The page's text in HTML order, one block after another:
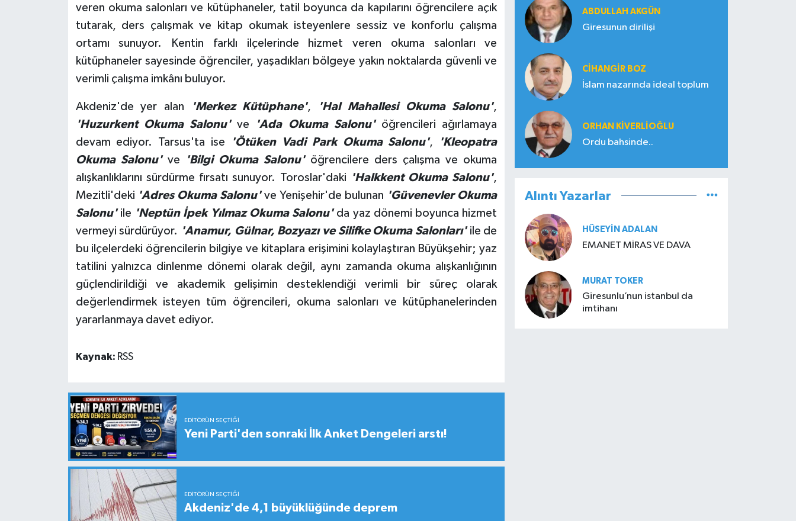
veren okuma salonları ve kütüphaneler, tatil boyunca da kapılarını öğrencilere açık
tutarak, ders çalışmak ve kitap okumak isteyenlere sessiz ve konforlu çalışma
ortamı sunuyor. Kentin farklı ilçelerinde hizmet veren okuma salonları ve
kütüphaneler sayesinde öğrenciler, yaşadıkları bölgeye yakın noktalarda güvenli ve
verimli çalışma imkânı buluyor.
Akdeniz'de yer alan 'Merkez Kütüphane', 'Hal Mahallesi Okuma Salonu',
'Huzurkent Okuma Salonu've 'Ada Okuma Salonu'öğrencileri ağırlamaya
devam ediyor. Tarsus'ta ise
'Ötüken Vadi Park Okuma Salonu',
'Kleopatra
Okuma Salonu've 'Bilgi Okuma Salonu'öğrencilere ders çalışma ve okuma
alışkanlıklarını sürdürme fırsatı sunuyor. Toroslar'daki 'Halkkent Okuma Salonu',
Mezitli'deki 'Adres Okuma Salonu've Yenişehir'de bulunan 'Güvenevler Okuma
Salonu'ile 'Neptün İpek Yılmaz Okuma Salonu'da yaz dönemi boyunca hizmet
vermeyi sürdürüyor. 'Anamur, Gülnar, Bozyazı ve Silifke Okuma Salonları'ile de
bu ilçelerdeki öğrencilerin bilgiye ve kitaplara erişimini kolaylaştıran Büyükşehir; yaz
tatilini yalnızca dinlenme dönemi olarak değil, aynı zamanda okuma alışkanlığının
güçlendirildiği ve akademik gelişimin desteklendiği verimli bir süreç olarak
değerlendirmek isteyen tüm öğrencileri, okuma salonları ve kütüphanelerinden
yararlanmaya davet ediyor.
Kaynak: RSS
EDITÖRÜN SEÇTIĞI
Yeni Parti'den sonraki İlk Anket Dengeleri arstı!
EDITÖRÜN SEÇTIĞI
Akdeniz'de 4,1 büyüklüğünde deprem
ABDULLAH AKGÜN
Giresunun dirilişi
CIHANGIR BOZ
İslam nazarında ideal toplum
ORHAN KIVERLIOĞLU
Ordu bahsinde..
Alıntı Yazarlar
HÜSEYIN ADALAN
EMANET MİRAS VE DAVA
MURAT TOKER
Giresunlu’nun istanbul da
imtihanı